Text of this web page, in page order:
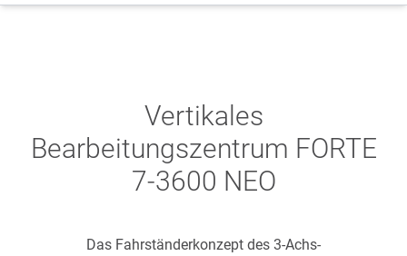
Vertikales
Bearbeitungszentrum FORTE
7-3600 NEO
Das Fahrständerkonzept des 3-Achs-